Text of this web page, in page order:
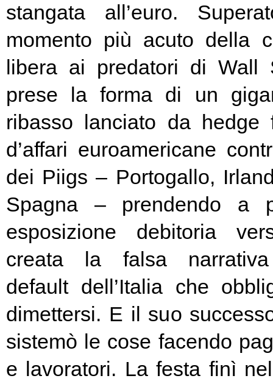
stangata all’euro.
momento più acuto della
libera ai predatori di Wall
prese la forma di un
ribasso lanciato da hedge
d’affari euroamericane
dei Piigs – Portogallo,
Spagna – prendendo a
esposizione debitoria
creata la falsa narrativa
default dell’Italia che
dimettersi. E il suo
sistemò le cose facendo
e lavoratori. La festa finì